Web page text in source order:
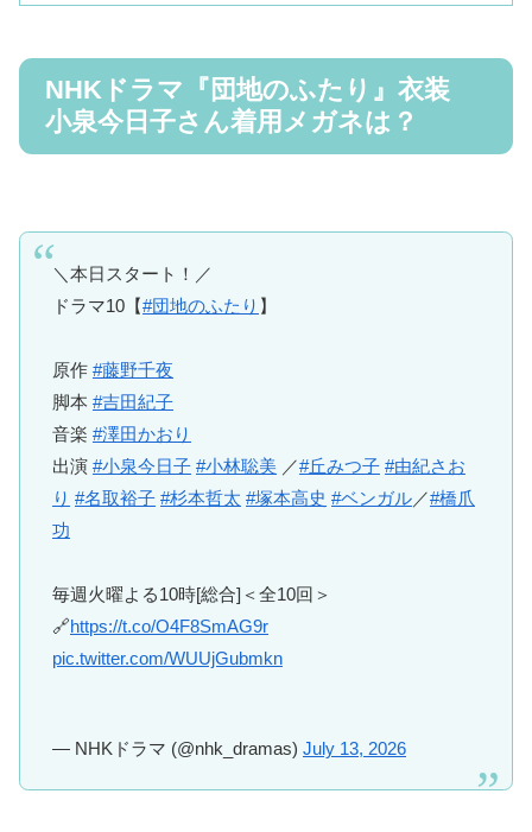
NHKドラマ『団地のふたり』衣装
小泉今日子さん着用メガネは？
＼本日スタート！／
ドラマ10【#団地のふたり 】
原作 #藤野千夜
脚本 #吉田紀子
音楽 #澤田かおり
出演 #小泉今日子 #小林聡美 ／#丘みつ子 #由紀さお
り #名取裕子 #杉本哲太 #塚本高史 #ベンガル／#橋爪
功
毎週火曜よる10時[総合]＜全10回＞
🔗https://t.co/O4F8SmAG9r
pic.twitter.com/WUUjGubmkn
— NHKドラマ (@nhk_dramas) July 13, 2026